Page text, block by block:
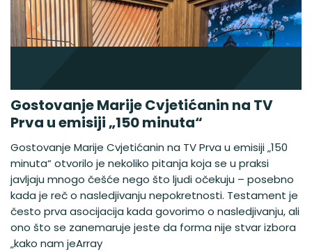
Gostovanje Marije Cvjetićanin na TV
Prva u emisiji „150 minuta“
Gostovanje Marije Cvjetićanin na TV Prva u emisiji „150
minuta“ otvorilo je nekoliko pitanja koja se u praksi
javljaju mnogo češće nego što ljudi očekuju – posebno
kada je reč o nasledjivanju nepokretnosti. Testament je
često prva asocijacija kada govorimo o nasledjivanju, ali
ono što se zanemaruje jeste da forma nije stvar izbora
„kako nam jeArray